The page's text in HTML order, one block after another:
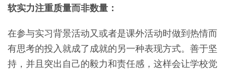
软实力注重质量而非数量：
在参与实习背景活动又或者是课外活动时做到热情而
有思考的投入就成了成就的另一种表现方式。善于坚
持，并且突出自己的毅力和责任感，这样会让学校觉